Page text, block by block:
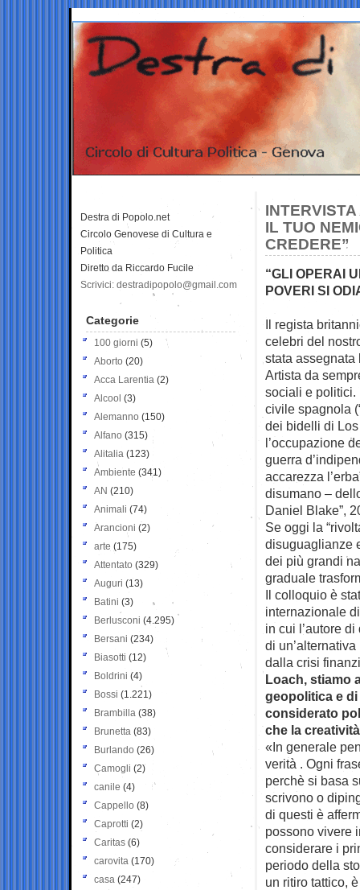
IL TUO
CREDERE”
“GLI OPERAI
POVERI SI
Il regista
celebri del
stata assegnata
Artista da
sociali e politici.
civile spagnola
dei bidelli di Los
l’occupazione
guerra
accarezza
disumano –
Daniel Blake”,
Se oggi la
disuguaglianze
dei più grandi
graduale
Il colloquio è
internazionale
in cui l’autore
di
dalla crisi
Loach, stiamo
geopolitica e
considerato
che la
«In generale
verità . Ogni
perchè si basa
scrivono o
di questi è
possono vivere
considerare i
periodo della
un ritiro tattico,
Destra di Popolo.net
Circolo Genovese di Cultura e
Politica
Diretto da Riccardo Fucile
Scrivici: destradipopolo@gmail.com
Categorie
100 giorni (5)
Aborto (20)
Acca Larentia (2)
Alcool (3)
Alemanno (150)
Alfano (315)
Alitalia (123)
Ambiente (341)
AN (210)
Animali (74)
Arancioni (2)
arte (175)
Attentato (329)
Auguri (13)
Batini (3)
Berlusconi (4.295)
Bersani (234)
Biasotti (12)
Boldrini (4)
Bossi (1.221)
Brambilla (38)
Brunetta (83)
Burlando (26)
Camogli (2)
canile (4)
Cappello (8)
Caprotti (2)
Caritas (6)
carovita (170)
casa (247)